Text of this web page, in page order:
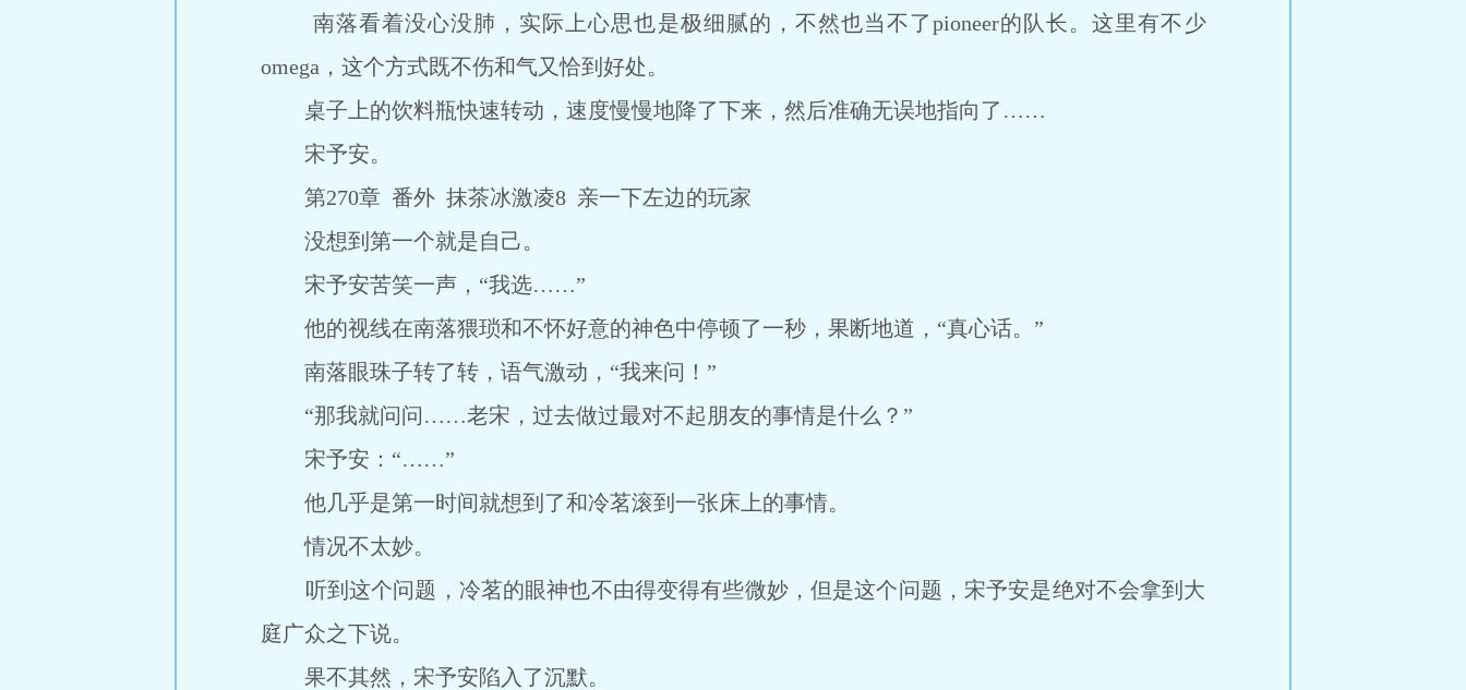
南落看着没心没肺，实际上心思也是极细腻的，不然也当不了pioneer的队长。这里有不少
omega，这个方式既不伤和气又恰到好处。
桌子上的饮料瓶快速转动，速度慢慢地降了下来，然后准确无误地指向了……
宋予安。
第270章 番外 抹茶冰激凌8 亲一下左边的玩家
没想到第一个就是自己。
宋予安苦笑一声，“我选……”
他的视线在南落猥琐和不怀好意的神色中停顿了一秒，果断地道，“真心话。”
南落眼珠子转了转，语气激动，“我来问！”
“那我就问问……老宋，过去做过最对不起朋友的事情是什么？”
宋予安：“……”
他几乎是第一时间就想到了和冷茗滚到一张床上的事情。
情况不太妙。
听到这个问题，冷茗的眼神也不由得变得有些微妙，但是这个问题，宋予安是绝对不会拿到大
庭广众之下说。
果不其然，宋予安陷入了沉默。